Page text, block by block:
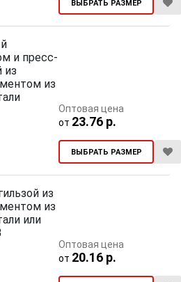
ВЫБРАТЬ РАЗМЕР
и пресс-
из
из
ВЫБРАТЬ РАЗМЕР
от 23.76 р.
Оптовая цена
из
из
или
от 20.16 р.
Оптовая цена